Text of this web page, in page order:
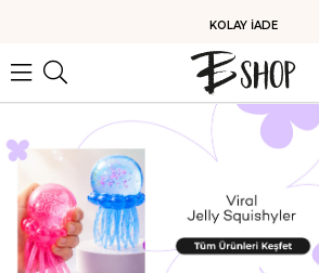
KOLAY İADE